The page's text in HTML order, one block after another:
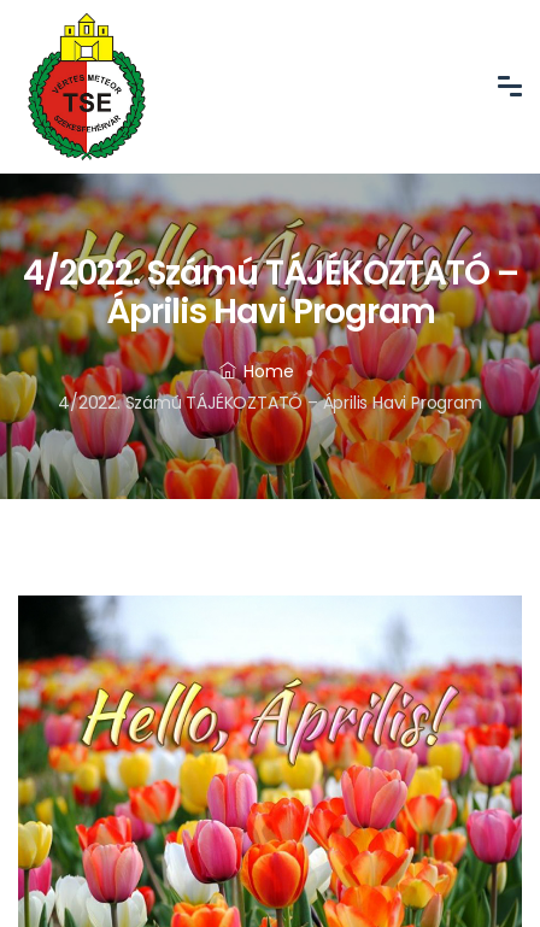
4/2022. Számú TÁJÉKOZTATÓ –
Április Havi Program
Home
4/2022. Számú TÁJÉKOZTATÓ – Április Havi Program